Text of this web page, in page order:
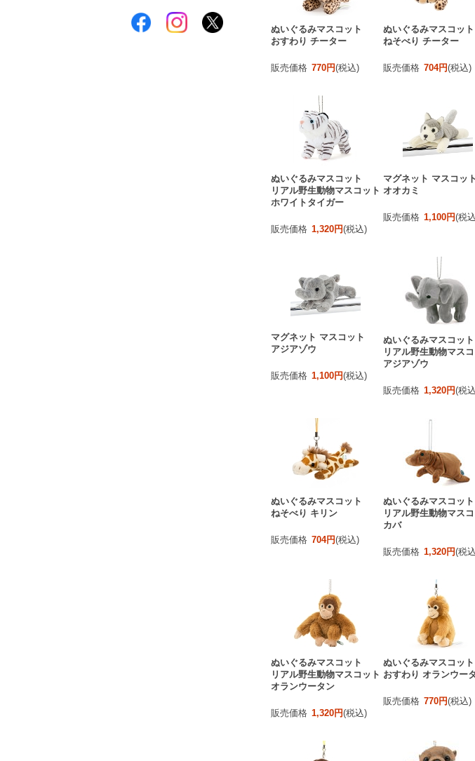
ぬいぐるみマスコット
おすわり チーター
販売価格 770円(税込)
ぬいぐるみマスコット
ねそべり チーター
販売価格 704円(税込)
ぬいぐるみマスコット
リアル野生動物マスコット
ホワイトタイガー
販売価格 1,320円(税込)
マグネット マスコット
オオカミ
販売価格 1,100円(税
マグネット マスコット
アジアゾウ
販売価格 1,100円(税込)
ぬいぐるみマスコット
リアル野生動物マス
アジアゾウ
販売価格 1,320円(税
ぬいぐるみマスコット
ねそべり キリン
販売価格 704円(税込)
ぬいぐるみマスコット
リアル野生動物マス
カバ
販売価格 1,320円(税
ぬいぐるみマスコット
リアル野生動物マスコット
オランウータン
販売価格 1,320円(税込)
ぬいぐるみマスコット
おすわり オランウー
販売価格 770円(税込)